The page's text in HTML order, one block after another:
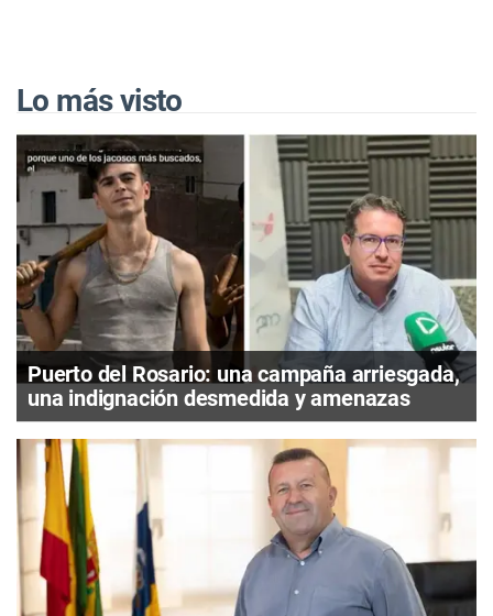
Lo más visto
Puerto del Rosario: una campaña arriesgada,
una indignación desmedida y amenazas